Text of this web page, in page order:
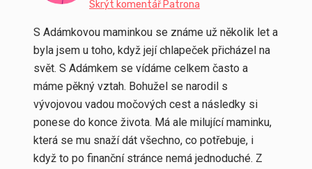
Skrýt komentář Patrona
S Adámkovou maminkou se známe už několik let a
byla jsem u toho, když její chlapeček přicházel na
svět. S Adámkem se vídáme celkem často a
máme pěkný vztah. Bohužel se narodil s
vývojovou vadou močových cest a následky si
ponese do konce života. Má ale milující maminku,
která se mu snaží dát všechno, co potřebuje, i
když to po finanční stránce nemá jednoduché. Z